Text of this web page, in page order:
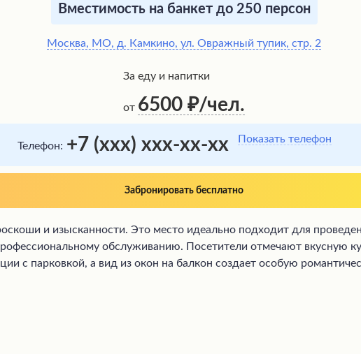
Вместимость на банкет до 250 персон
Москва, МО, д. Камкино, ул. Овражный тупик, стр. 2
За еду и напитки
от 6500 /чел.
Телефон: +7 (xxx) xxx-xx-xx Показать телефон
Забронировать бесплатно
и изысканности. Это место идеально подходит для
обслуживанию. Посетители отмечают вкусную
с парковкой, а вид из окон на балкон создает особую
незабываемые впечатления.